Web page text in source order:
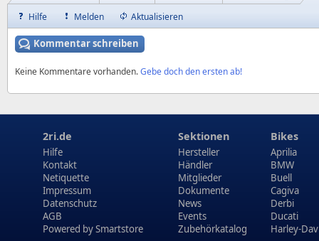
Hilfe
Melden Aktualisieren
Kommentar schreiben
Keine Kommentare vorhanden.Gebe doch den ersten ab!
2ri.de
Hilfe
Kontakt
Netiquette
Impressum
Datenschutz
AGB
Powered bySmartstore
Sektionen
Hersteller
Händler
Mitglieder
Dokumente
News
Events
Zubehörkatalog
Bikes
Aprilia
BMW
Buell
Cagiva
Derbi
Ducati
Harley-